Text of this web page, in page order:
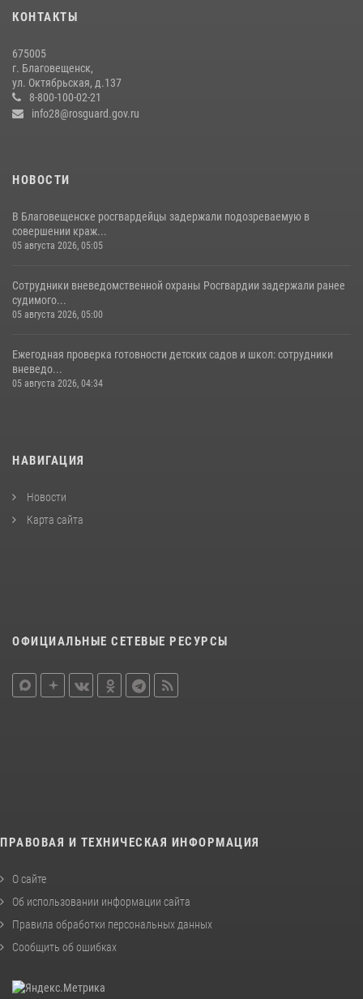
27 июля 2026, 06:28
сданное на возмездной основе
28 июля 2026, 02:00
КОНТАКТЫ
675005
г. Благовещенск,
ул. Октябрьская, д.137
8-800-100-02-21
info28@rosguard.gov.ru
НОВОСТИ
В Благовещенске росгвардейцы задержали подозреваемую в
совершении краж...
05 августа 2026, 05:05
Сотрудники вневедомственной охраны Росгвардии задержали ранее
судимого...
05 августа 2026, 05:00
Ежегодная проверка готовности детских садов и школ: сотрудники
вневедо...
05 августа 2026, 04:34
НАВИГАЦИЯ
Новости
Карта сайта
ОФИЦИАЛЬНЫЕ СЕТЕВЫЕ РЕСУРСЫ
ПРАВОВАЯ И ТЕХНИЧЕСКАЯ ИНФОРМАЦИЯ
О сайте
Об использовании информации сайта
Правила обработки персональных данных
Сообщить об ошибках